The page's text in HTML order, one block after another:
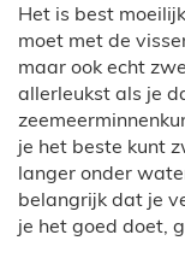
Het is best
moet met de
maar ook echt
allerleukst als je
je het beste kunt
langer onder
belangrijk dat je
je het goed doet,